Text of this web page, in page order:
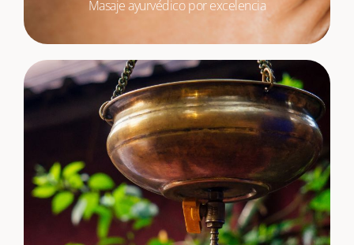
Masaje ayurvédico por excelencia